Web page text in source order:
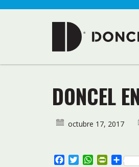
DONCEL
octubre 17, 2017
Facebook
TwitterWhatsApp